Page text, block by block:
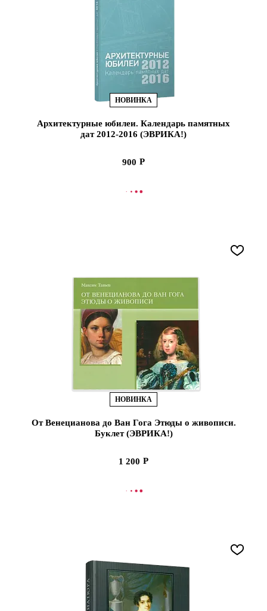
НОВИНКА
Архитектурные юбилеи. Календарь памятных
дат 2012-2016 (ЭВРИКА!)
900
В КОРЗИНУ
НОВИНКА
От Венецианова до Ван Гога Этюды о живописи.
Буклет (ЭВРИКА!)
1 200
В КОРЗИНУ